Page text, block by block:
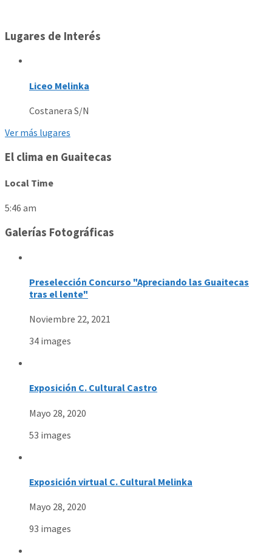
Lugares de Interés
Liceo Melinka
Costanera S/N
Ver más lugares
El clima en Guaitecas
Local Time
5:46 am
Galerías Fotográficas
Preselección Concurso "Apreciando las Guaitecas
tras el lente"
Noviembre 22, 2021
34 images
Exposición C. Cultural Castro
Mayo 28, 2020
53 images
Exposición virtual C. Cultural Melinka
Mayo 28, 2020
93 images